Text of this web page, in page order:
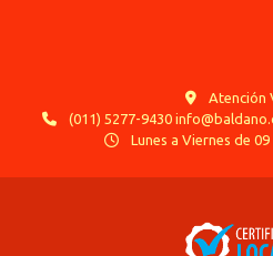
Atención
(011) 5277-9430
Lunes a Viernes de 09